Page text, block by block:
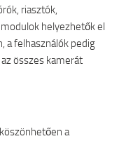
riasztók,
helyezhetők el
a felhasználók pedig
összes kamerát
a